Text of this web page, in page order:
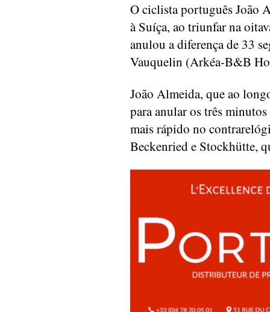
O ciclista português João
à Suíça, ao triunfar na
anulou a diferença de 33
Vauquelin (Arkéa-B&B
João Almeida, que ao
para anular os três
mais rápido no
Beckenried e Stockhütte,